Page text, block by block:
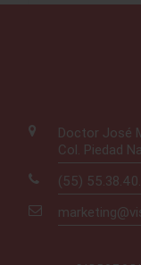
Doctor José
Col. Piedad
(55)